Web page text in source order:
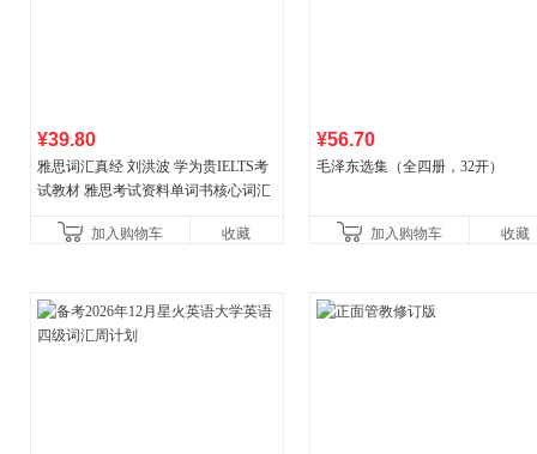
¥39.80
雅思词汇真经 刘洪波 学为贵IELTS考
试教材 雅思考试资料单词书核心词汇
加入购物车
收藏
¥56.70
毛泽东选集（全四册，32开）
加入购物车 收藏